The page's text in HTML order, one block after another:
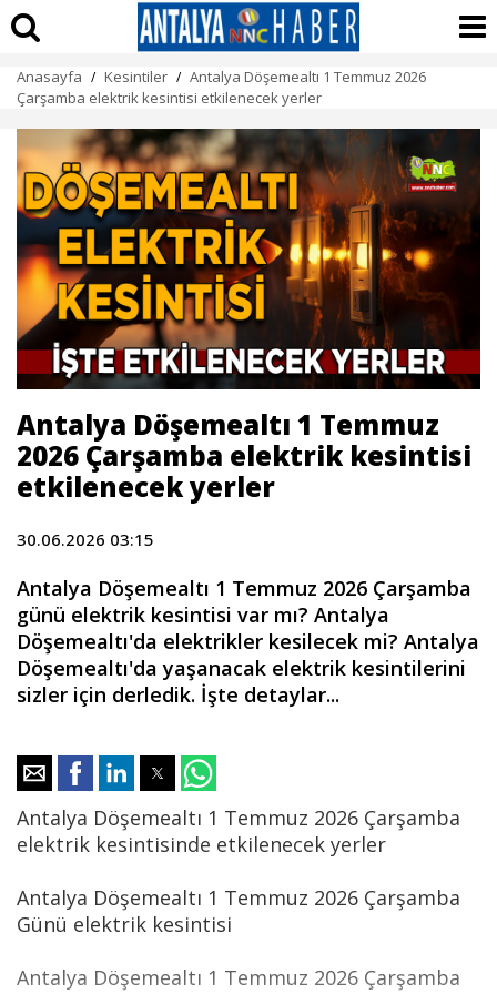
Anasayfa / Kesintiler / Antalya Döşemealtı 1 Temmuz 2026
Çarşamba elektrik kesintisi etkilenecek yerler
Antalya Döşemealtı 1 Temmuz
2026 Çarşamba elektrik kesintisi
etkilenecek yerler
30.06.2026 03:15
Antalya Döşemealtı 1 Temmuz 2026 Çarşamba
günü elektrik kesintisi var mı? Antalya
Döşemealtı'da elektrikler kesilecek mi? Antalya
Döşemealtı'da yaşanacak elektrik kesintilerini
sizler için derledik. İşte detaylar...
Antalya Döşemealtı 1 Temmuz 2026 Çarşamba
elektrik kesintisinde etkilenecek yerler
Antalya Döşemealtı 1 Temmuz 2026 Çarşamba
Günü elektrik kesintisi
Antalya Döşemealtı 1 Temmuz 2026 Çarşamba